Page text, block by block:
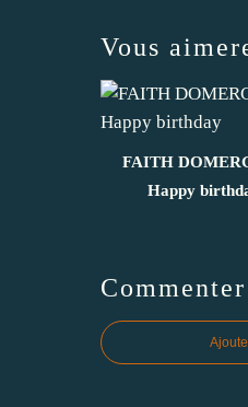
Vous
FAITH
Happy